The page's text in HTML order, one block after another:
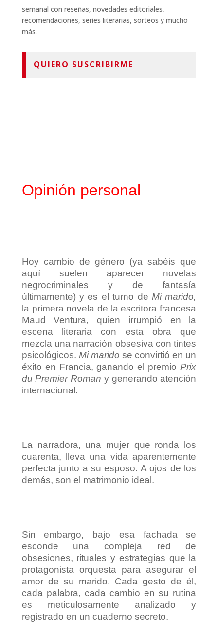
semanal con reseñas, novedades editoriales,
recomendaciones, series literarias, sorteos y mucho
más.
QUIERO SUSCRIBIRME
Opinión personal
Hoy cambio de género (ya sabéis que
aquí suelen aparecer novelas
negrocriminales y de fantasía
últimamente) y es el turno de Mi marido,
la primera novela de la escritora francesa
Maud Ventura, quien irrumpió en la
escena literaria con esta obra que
mezcla una narración obsesiva con tintes
psicológicos. Mi marido se convirtió en un
éxito en Francia, ganando el premio Prix
du Premier Roman y generando atención
internacional.
La narradora, una mujer que ronda los
cuarenta, lleva una vida aparentemente
perfecta junto a su esposo. A ojos de los
demás, son el matrimonio ideal.
Sin embargo, bajo esa fachada se
esconde una compleja red de
obsesiones, rituales y estrategias que la
protagonista orquesta para asegurar el
amor de su marido. Cada gesto de él,
cada palabra, cada cambio en su rutina
es meticulosamente analizado y
registrado en un cuaderno secreto.